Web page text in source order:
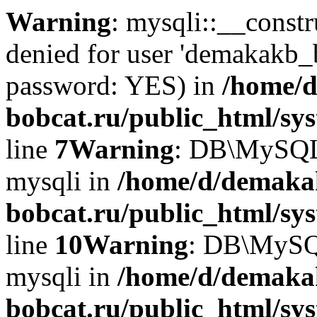
Warning:
denied for user
password: YES) in /home/
bobcat.ru/public_html/
line 7Warning:
mysqli in /home/d/
bobcat.ru/public_html/
line 10Warning:
mysqli in /home/d/
bobcat.ru/public_html/